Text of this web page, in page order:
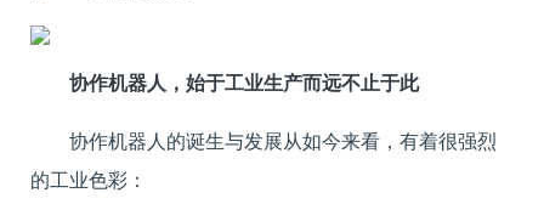
协作机器人 ，始于工业生产而远不止于此
协作机器人的诞生与发展从如今来看，有着很强烈
的工业色彩：